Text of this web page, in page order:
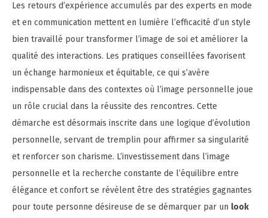
Les retours d’expérience accumulés par des experts en mode
et en communication mettent en lumière l’efficacité d’un style
bien travaillé pour transformer l’image de soi et améliorer la
qualité des interactions. Les pratiques conseillées favorisent
un échange harmonieux et équitable, ce qui s’avère
indispensable dans des contextes où l’image personnelle joue
un rôle crucial dans la réussite des rencontres. Cette
démarche est désormais inscrite dans une logique d’évolution
personnelle, servant de tremplin pour affirmer sa singularité
et renforcer son charisme. L’investissement dans l’image
personnelle et la recherche constante de l’équilibre entre
élégance et confort se révèlent être des stratégies gagnantes
pour toute personne désireuse de se démarquer par un look